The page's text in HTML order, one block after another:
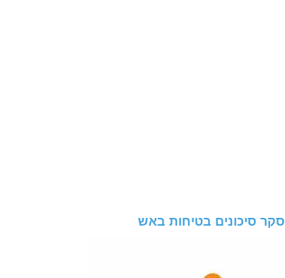
סקר סיכונים בטיחות באש